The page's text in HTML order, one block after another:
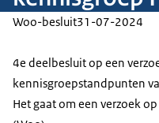
Woo-besluit31-07-2024
4e deelbesluit op een
kennisgroepstandpunten
Het gaat om een verzoek